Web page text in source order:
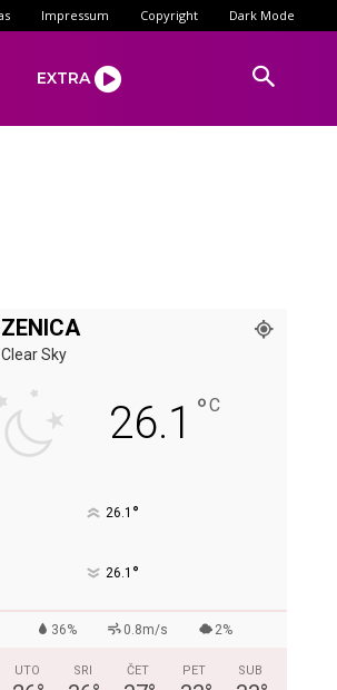
Impressum Copyright Dark Mode
EXTRA
ZENICA
Clear Sky
26.1 °C
26.1 °
26.1 °
36% 0.8m/s 2%
UTO SRI ČET PET SUB